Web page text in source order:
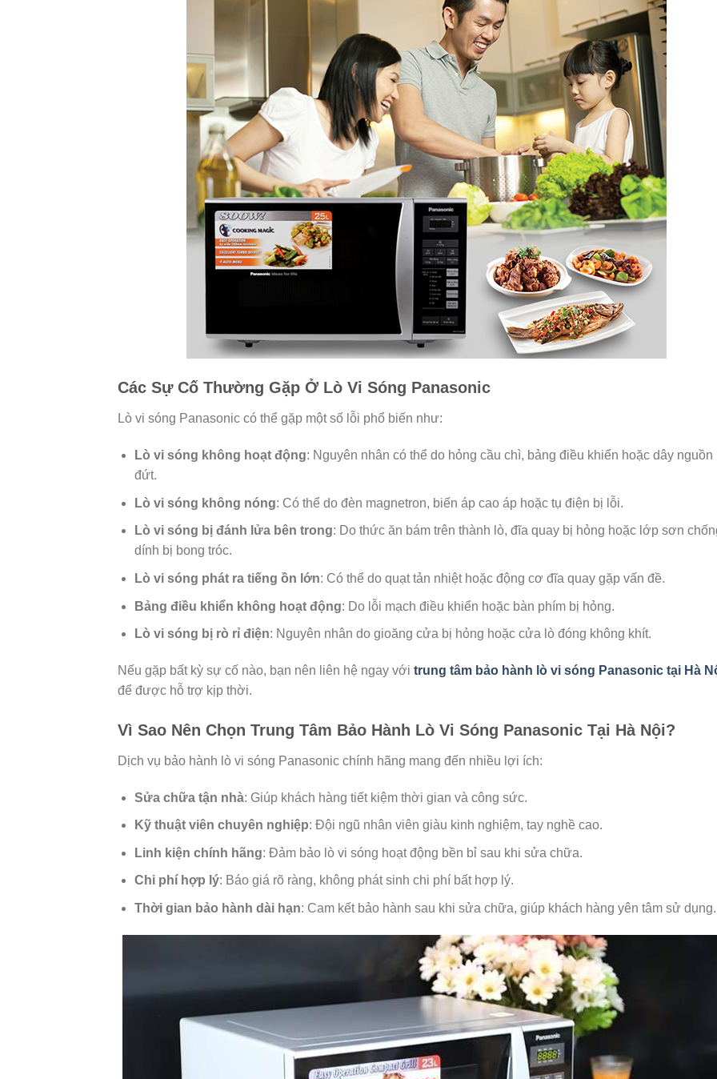
Các Sự Cố Thường Gặp Ở Lò Vi Sóng Panasonic
Lò vi sóng Panasonic có thể gặp một số lỗi phổ biến như:
Lò vi sóng không hoạt động: Nguyên nhân có thể do hỏng cầu chì, bảng điều khiển hoặc dây nguồn
đứt.
Lò vi sóng không nóng: Có thể do đèn magnetron, biến áp cao áp hoặc tụ điện bị lỗi.
Lò vi sóng bị đánh lửa bên trong: Do thức ăn bám trên thành lò, đĩa quay bị hỏng hoặc lớp sơn
dính bị bong tróc.
Lò vi sóng phát ra tiếng ồn lớn: Có thể do quạt tản nhiệt hoặc động cơ đĩa quay gặp vấn đề.
Bảng điều khiển không hoạt động: Do lỗi mạch điều khiển hoặc bàn phím bị hỏng.
Lò vi sóng bị rò rỉ điện: Nguyên nhân do gioăng cửa bị hỏng hoặc cửa lò đóng không khít.
Nếu gặp bất kỳ sự cố nào, bạn nên liên hệ ngay với trung tâm bảo hành lò vi sóng Panasonic tại Hà
để được hỗ trợ kịp thời.
Vì Sao Nên Chọn Trung Tâm Bảo Hành Lò Vi Sóng Panasonic Tại Hà Nội?
Dịch vụ bảo hành lò vi sóng Panasonic chính hãng mang đến nhiều lợi ích:
Sửa chữa tận nhà: Giúp khách hàng tiết kiệm thời gian và công sức.
Kỹ thuật viên chuyên nghiệp: Đội ngũ nhân viên giàu kinh nghiệm, tay nghề cao.
Linh kiện chính hãng: Đảm bảo lò vi sóng hoạt động bền bỉ sau khi sửa chữa.
Chi phí hợp lý: Báo giá rõ ràng, không phát sinh chi phí bất hợp lý.
Thời gian bảo hành dài hạn: Cam kết bảo hành sau khi sửa chữa, giúp khách hàng yên tâm sử dụng.